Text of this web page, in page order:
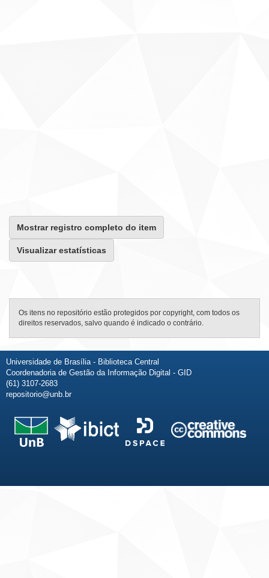
Mostrar registro completo do item
Visualizar estatísticas
Os itens no repositório estão protegidos por copyright, com todos os
direitos reservados, salvo quando é indicado o contrário.
Universidade de Brasília - Biblioteca Central
Coordenadoria de Gestão da Informação Digital - GID
(61) 3107-2683
repositorio@unb.br